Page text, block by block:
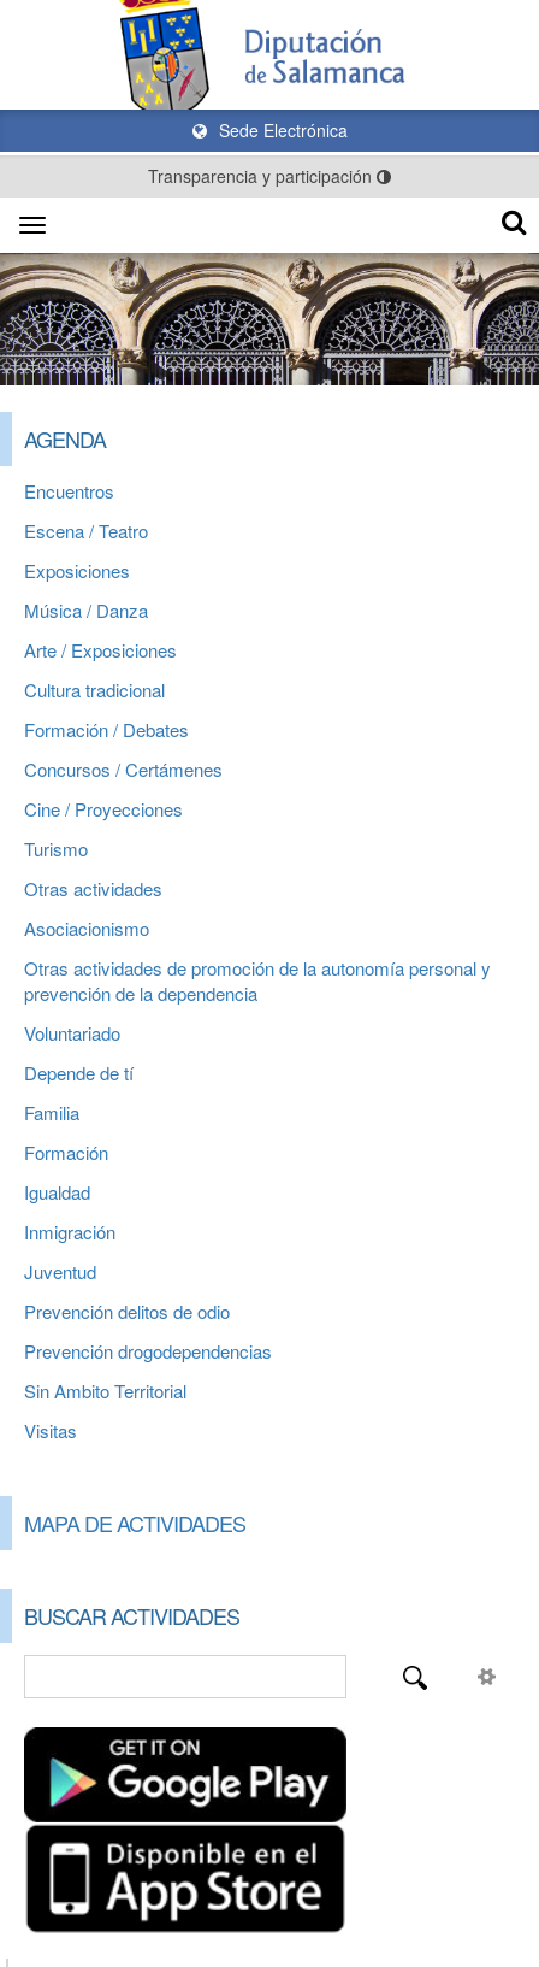
Sede Electrónica
Transparencia y participación
Toggle
navigation
AGENDA
Encuentros
Escena / Teatro
Exposiciones
Música / Danza
Arte / Exposiciones
Cultura tradicional
Formación / Debates
Concursos / Certámenes
Cine / Proyecciones
Turismo
Otras actividades
Asociacionismo
Otras actividades de promoción de la autonomía personal y
prevención de la dependencia
Voluntariado
Depende de tí
Familia
Formación
Igualdad
Inmigración
Juventud
Prevención delitos de odio
Prevención drogodependencias
Sin Ambito Territorial
Visitas
MAPA DE ACTIVIDADES
BUSCAR ACTIVIDADES